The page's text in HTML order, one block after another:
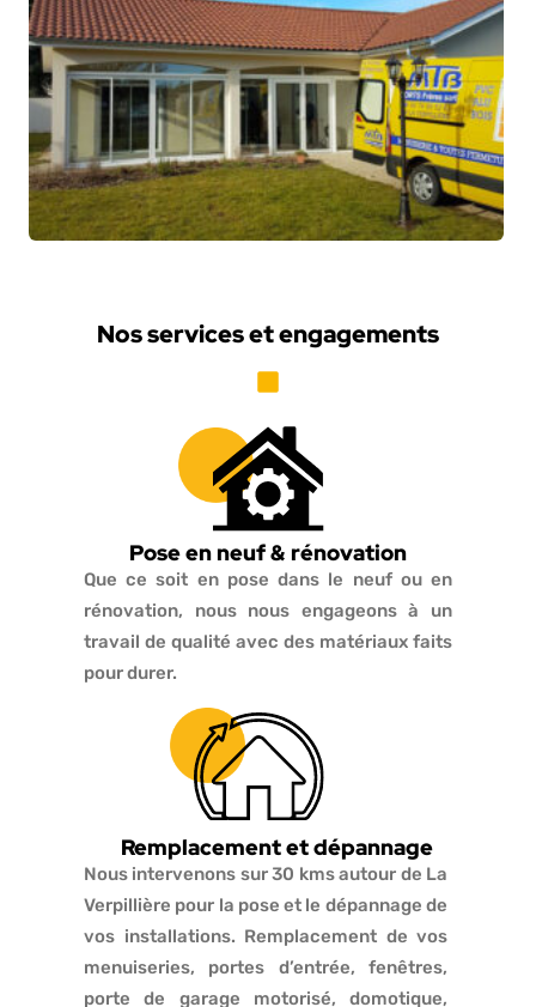
Nos services et engagements
Pose en neuf & rénovation
Que ce soit en pose dans le neuf ou en
rénovation, nous nous engageons à un
travail de qualité avec des matériaux faits
pour durer.
Remplacement et dépannage
Nous intervenons sur 30 kms autour de La
Verpillière pour la pose et le dépannage de
vos installations. Remplacement de vos
menuiseries, portes d’entrée, fenêtres,
porte de garage motorisé, domotique,